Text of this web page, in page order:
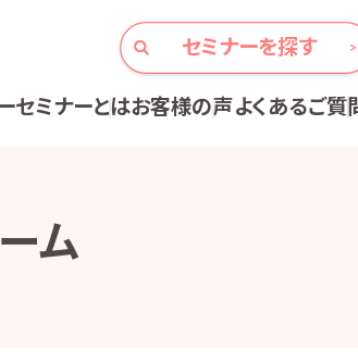
セミナーを探す
セミナーとはお客様の声よくあるご質
ム